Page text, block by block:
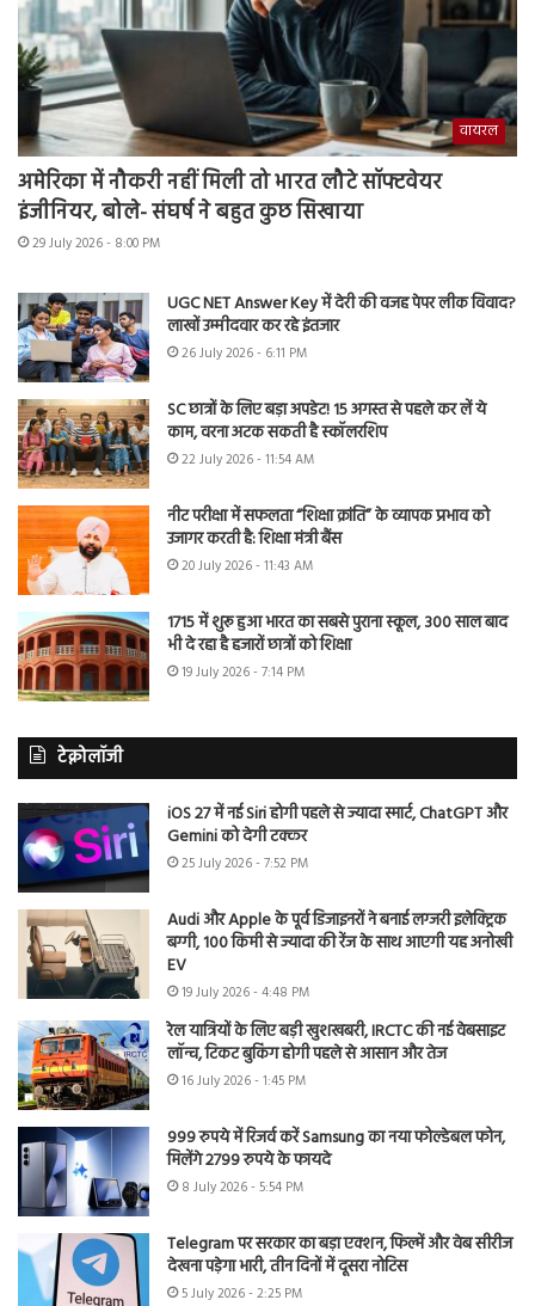
वायरल
अमेरिका में नौकरी नहीं मिली तो भारत लौटे सॉफ्टवेयर
इंजीनियर, बोले- संघर्ष ने बहुत कुछ सिखाया
29 July 2026 - 8:00 PM
UGC NET Answer Key में देरी की वजह पेपर लीक विवाद?
लाखों उम्मीदवार कर रहे इंतजार
26 July 2026 - 6:11 PM
SC छात्रों के लिए बड़ा अपडेट! 15 अगस्त से पहले कर लें ये
काम, वरना अटक सकती है स्कॉलरशिप
22 July 2026 - 11:54 AM
नीट परीक्षा में सफलता “शिक्षा क्रांति” के व्यापक प्रभाव को
उजागर करती है: शिक्षा मंत्री बैंस
20 July 2026 - 11:43 AM
1715 में शुरू हुआ भारत का सबसे पुराना स्कूल, 300 साल बाद
भी दे रहा है हजारों छात्रों को शिक्षा
19 July 2026 - 7:14 PM
टेक्नोलॉजी
iOS 27 में नई Siri होगी पहले से ज्यादा स्मार्ट, ChatGPT और
Gemini को देगी टक्कर
25 July 2026 - 7:52 PM
Audi और Apple के पूर्व डिजाइनरों ने बनाई लग्जरी इलेक्ट्रिक
बग्गी, 100 किमी से ज्यादा की रेंज के साथ आएगी यह अनोखी
EV
19 July 2026 - 4:48 PM
रेल यात्रियों के लिए बड़ी खुशखबरी, IRCTC की नई वेबसाइट
लॉन्च, टिकट बुकिंग होगी पहले से आसान और तेज
16 July 2026 - 1:45 PM
999 रुपये में रिजर्व करें Samsung का नया फोल्डेबल फोन,
मिलेंगे 2799 रुपये के फायदे
8 July 2026 - 5:54 PM
Telegram पर सरकार का बड़ा एक्शन, फिल्में और वेब सीरीज
देखना पड़ेगा भारी, तीन दिनों में दूसरा नोटिस
5 July 2026 - 2:25 PM